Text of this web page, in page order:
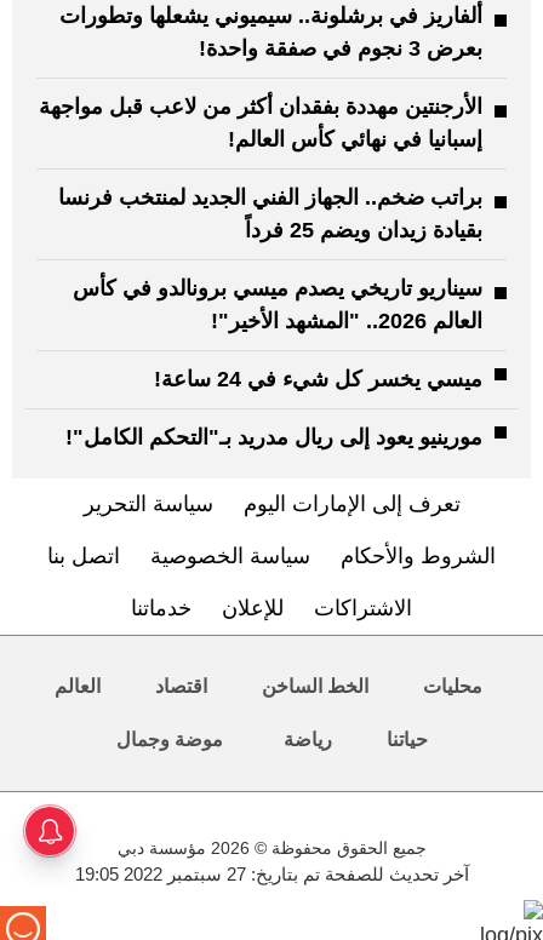
ألفاريز في برشلونة.. سيميوني يشعلها وتطورات
بعرض 3 نجوم في صفقة واحدة!
الأرجنتين مهددة بفقدان أكثر من لاعب قبل مواجهة
إسبانيا في نهائي كأس العالم!
براتب ضخم.. الجهاز الفني الجديد لمنتخب فرنسا
بقيادة زيدان ويضم 25 فرداً
سيناريو تاريخي يصدم ميسي برونالدو في كأس
العالم 2026.. "المشهد الأخير"!
ميسي يخسر كل شيء في 24 ساعة!
مورينيو يعود إلى ريال مدريد بـ"التحكم الكامل"!
تعرف إلى الإمارات اليوم سياسة التحرير
الشروط والأحكام سياسة الخصوصية اتصل بنا
الاشتراكات للإعلان خدماتنا
محليات الخط الساخن اقتصاد العالم
حياتنا رياضة موضة وجمال
جميع الحقوق محفوظة © 2026 مؤسسة دبي
آخر تحديث للصفحة تم بتاريخ: 27 سبتمبر 2022 19:05